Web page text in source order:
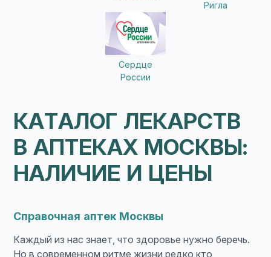
Ригла
Сердце
России
КАТАЛОГ ЛЕКАРСТВ
В АПТЕКАХ МОСКВЫ:
НАЛИЧИЕ И ЦЕНЫ
Справочная аптек Москвы
Каждый из нас знает, что здоровье нужно беречь.
Но в современном ритме жизни редко кто